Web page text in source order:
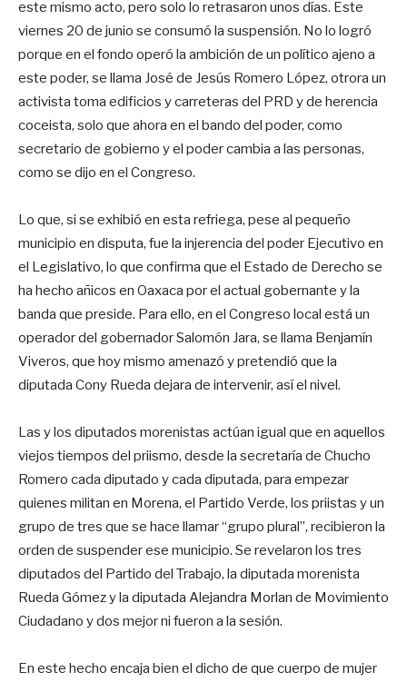
este mismo acto, pero solo lo retrasaron unos días. Este
viernes 20 de junio se consumó la suspensión. No lo logró
porque en el fondo operó la ambición de un político ajeno a
este poder, se llama José de Jesús Romero López, otrora un
activista toma edificios y carreteras del PRD y de herencia
coceista, solo que ahora en el bando del poder, como
secretario de gobierno y el poder cambia a las personas,
como se dijo en el Congreso.
Lo que, si se exhibió en esta refriega, pese al pequeño
municipio en disputa, fue la injerencia del poder Ejecutivo en
el Legislativo, lo que confirma que el Estado de Derecho se
ha hecho añicos en Oaxaca por el actual gobernante y la
banda que preside. Para ello, en el Congreso local está un
operador del gobernador Salomón Jara, se llama Benjamín
Viveros, que hoy mismo amenazó y pretendió que la
diputada Cony Rueda dejara de intervenir, así el nivel.
Las y los diputados morenistas actúan igual que en aquellos
viejos tiempos del priismo, desde la secretaría de Chucho
Romero cada diputado y cada diputada, para empezar
quienes militan en Morena, el Partido Verde, los priistas y un
grupo de tres que se hace llamar “grupo plural”, recibieron la
orden de suspender ese municipio. Se revelaron los tres
diputados del Partido del Trabajo, la diputada morenista
Rueda Gómez y la diputada Alejandra Morlan de Movimiento
Ciudadano y dos mejor ni fueron a la sesión.
En este hecho encaja bien el dicho de que cuerpo de mujer